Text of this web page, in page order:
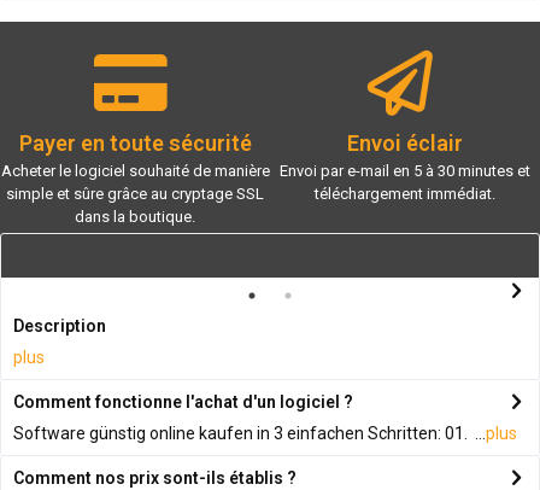
Payer en toute sécurité
Acheter le logiciel souhaité de manière
simple et sûre grâce au cryptage SSL
dans la boutique.
Envoi éclair
Envoi par e-mail en 5 à 30 minutes et
téléchargement immédiat.
Description
plus
Comment fonctionne l'achat d'un logiciel ?
Software günstig online kaufen in 3 einfachen Schritten: 01. ... plus
Comment nos prix sont-ils établis ?